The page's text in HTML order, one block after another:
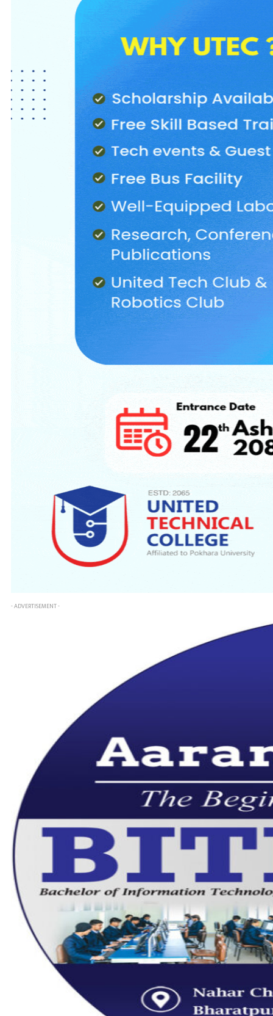
- ADVERTISEMENT -